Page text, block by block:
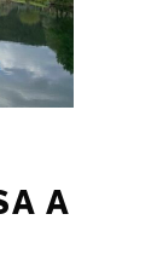
A